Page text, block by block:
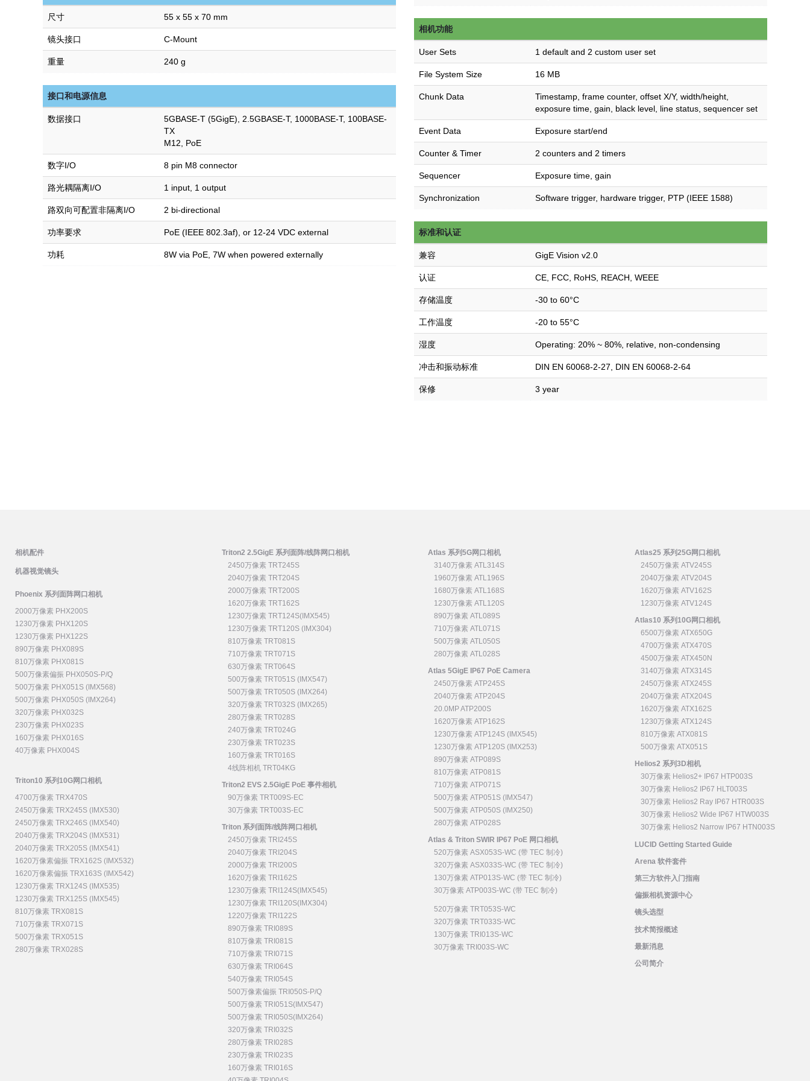
尺寸 55 x 55 x 70 mm
镜头接口 C-Mount
重量 240 g
接口和电源信息
数据接口
5GBASE-T (5GigE), 2.5GBASE-T, 1000BASE-T, 100BASE-
TX
M12, PoE
数字I/O 8 pin M8 connector
路光耦隔离I/O 1 input, 1 output
路双向可配置非隔离I/O 2 bi-directional
功率要求 PoE (IEEE 802.3af), or 12-24 VDC external
功耗 8W via PoE, 7W when powered externally
相机功能
User Sets 1 default and 2 custom user set
File System Size 16 MB
Chunk Data
Timestamp, frame counter, offset X/Y, width/height,
exposure time, gain, black level, line status, sequencer set
Event Data Exposure start/end
Counter & Timer 2 counters and 2 timers
Sequencer Exposure time, gain
Synchronization Software trigger, hardware trigger, PTP (IEEE 1588)
标准和认证
兼容 GigE Vision v2.0
认证 CE, FCC, RoHS, REACH, WEEE
存储温度 -30 to 60°C
工作温度 -20 to 55°C
湿度 Operating: 20% ~ 80%, relative, non-condensing
冲击和振动标准 DIN EN 60068-2-27, DIN EN 60068-2-64
保修 3 year
相机配件
机器视觉镜头
Phoenix 系列面阵网口相机
2000万像素 PHX200S
1230万像素 PHX120S
1230万像素 PHX122S
890万像素 PHX089S
810万像素 PHX081S
500万像素偏振 PHX050S-P/Q
500万像素 PHX051S (IMX568)
500万像素 PHX050S (IMX264)
320万像素 PHX032S
230万像素 PHX023S
160万像素 PHX016S
40万像素 PHX004S
Triton10 系列10G网口相机
4700万像素 TRX470S
2450万像素 TRX245S (IMX530)
2450万像素 TRX246S (IMX540)
2040万像素 TRX204S (IMX531)
2040万像素 TRX205S (IMX541)
1620万像素偏振 TRX162S (IMX532)
1620万像素偏振 TRX163S (IMX542)
1230万像素 TRX124S (IMX535)
1230万像素 TRX125S (IMX545)
810万像素 TRX081S
710万像素 TRX071S
500万像素 TRX051S
280万像素 TRX028S
Triton2 2.5GigE 系列面阵/线阵网口相机
2450万像素 TRT245S
2040万像素 TRT204S
2000万像素 TRT200S
1620万像素 TRT162S
1230万像素 TRT124S(IMX545)
1230万像素 TRT120S (IMX304)
810万像素 TRT081S
710万像素 TRT071S
630万像素 TRT064S
500万像素 TRT051S (IMX547)
500万像素 TRT050S (IMX264)
320万像素 TRT032S (IMX265)
280万像素 TRT028S
240万像素 TRT024G
230万像素 TRT023S
160万像素 TRT016S
4线阵相机 TRT04KG
Triton2 EVS 2.5GigE PoE 事件相机
90万像素 TRT009S-EC
30万像素 TRT003S-EC
Triton 系列面阵/线阵网口相机
2450万像素 TRI245S
2040万像素 TRI204S
2000万像素 TRI200S
1620万像素 TRI162S
1230万像素 TRI124S(IMX545)
1230万像素 TRI120S(IMX304)
1220万像素 TRI122S
890万像素 TRI089S
810万像素 TRI081S
710万像素 TRI071S
630万像素 TRI064S
540万像素 TRI054S
500万像素偏振 TRI050S-P/Q
500万像素 TRI051S(IMX547)
500万像素 TRI050S(IMX264)
320万像素 TRI032S
280万像素 TRI028S
230万像素 TRI023S
160万像素 TRI016S
Atlas 系列5G网口相机
3140万像素 ATL314S
1960万像素 ATL196S
1680万像素 ATL168S
1230万像素 ATL120S
890万像素 ATL089S
710万像素 ATL071S
500万像素 ATL050S
280万像素 ATL028S
Atlas 5GigE IP67 PoE Camera
2450万像素 ATP245S
2040万像素 ATP204S
20.0MP ATP200S
1620万像素 ATP162S
1230万像素 ATP124S (IMX545)
1230万像素 ATP120S (IMX253)
890万像素 ATP089S
810万像素 ATP081S
710万像素 ATP071S
500万像素 ATP051S (IMX547)
500万像素 ATP050S (IMX250)
280万像素 ATP028S
Atlas & Triton SWIR IP67 PoE 网口相机
520万像素 ASX053S-WC (带 TEC 制冷)
320万像素 ASX033S-WC (带 TEC 制冷)
130万像素 ATP013S-WC (带 TEC 制冷)
30万像素 ATP003S-WC (带 TEC 制冷)
520万像素 TRT053S-WC
320万像素 TRT033S-WC
130万像素 TRI013S-WC
30万像素 TRI003S-WC
Atlas25 系列25G网口相机
2450万像素 ATV245S
2040万像素 ATV204S
1620万像素 ATV162S
1230万像素 ATV124S
Atlas10 系列10G网口相机
6500万像素 ATX650G
4700万像素 ATX470S
4500万像素 ATX450N
3140万像素 ATX314S
2450万像素 ATX245S
2040万像素 ATX204S
1620万像素 ATX162S
1230万像素 ATX124S
810万像素 ATX081S
500万像素 ATX051S
Helios2 系列3D相机
30万像素 Helios2+ IP67 HTP003S
30万像素 Helios2 IP67 HLT003S
30万像素 Helios2 Ray IP67 HTR003S
30万像素 Helios2 Wide IP67 HTW003S
30万像素 Helios2 Narrow IP67 HTN003S
LUCID Getting Started Guide
Arena 软件套件
第三方软件入门指南
偏振相机资源中心
镜头选型
技术简报概述
最新消息
公司简介